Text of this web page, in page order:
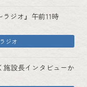
ジオ』午前11時
ジオ
施設長インタビューか